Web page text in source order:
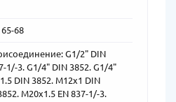
68
G1/2" DIN
1/-3. G1/4" DIN 3852. G1/4"
DIN 3852. М12х1 DIN
М20х1.5 EN 837-1/-3.